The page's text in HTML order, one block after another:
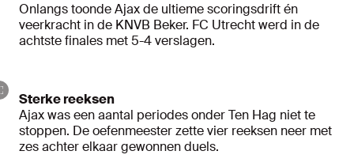
Onlangs toonde Ajax de ultieme scoringsdrift én
veerkracht in de KNVB Beker. FC Utrecht werd in de
achtste finales met 5-4 verslagen.
Sterke reeksen
Ajax was een aantal periodes onder Ten Hag niet te
stoppen. De oefenmeester zette vier reeksen neer met
zes achter elkaar gewonnen duels.